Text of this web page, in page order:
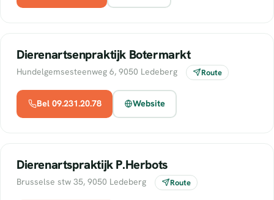
Dierenartsenpraktijk Botermarkt
Hundelgemsesteenweg 6, 9050 Ledeberg Route
Bel 09.231.20.78 Website
Dierenartspraktijk P.Herbots
Brusselse stw 35, 9050 Ledeberg Route